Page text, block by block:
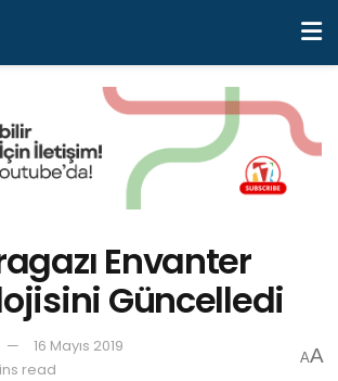
Envanter
Güncelledi
16 Mayıs 2019
read
AA